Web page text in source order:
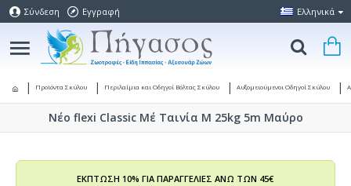
Σύνδεση Εγγραφή Ελληνικά
Προϊόντα Σκύλου Περιλαίμια και Οδηγοί Βόλτας Σκύλου Αυξομειούμενοι Οδηγοί Σκύλου
Νέο flexi Classic Μέ Ταινία M 25kg 5m Μαύρο
ΕΚΠΤΩΣΗ 10% ΓΙΑ ΠΑΡΑΓΓΕΛΙΕΣ ΑΝΩ ΤΩΝ 45€